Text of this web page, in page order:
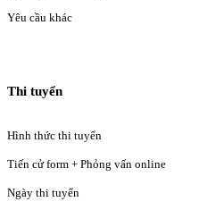
Yêu cầu khác
Thi tuyển
Hình thức thi tuyển
Tiến cử form + Phỏng vấn online
Ngày thi tuyển